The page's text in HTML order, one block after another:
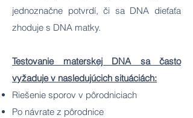
jednoznačne potvrdí, či sa DNA dieťaťa
zhoduje s DNA matky.
Testovanie materskej DNA sa často
vyžaduje v nasledujúcich situáciách:
Riešenie sporov v pôrodniciach
Po návrate z pôrodnice